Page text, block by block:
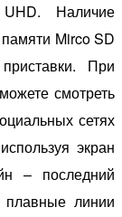
Наличие
Mirco SD
При
смотреть
сетях
экран
– последний
плавные линии